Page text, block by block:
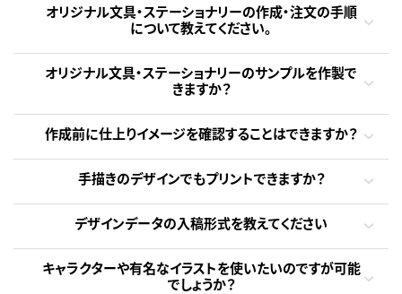
オリジナル文具・ステーショナリーの作成・注文の手順
について教えてください。
オリジナル文具・ステーショナリーのサンプルを作製で
きますか？
作成前に仕上りイメージを確認することはできますか？
手描きのデザインでもプリントできますか？
デザインデータの入稿形式を教えてください
キャラクターや有名なイラストを使いたいのですが可能
でしょうか？